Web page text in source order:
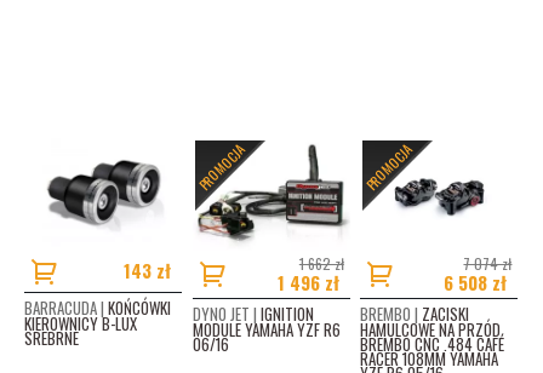
143 zł
BARRACUDA | KOŃCÓWKI
KIEROWNICY B-LUX
SREBRNE
PROMOCJA
1 662 zł
1 496 zł
DYNO JET | IGNITION
MODULE YAMAHA YZF R6
06/16
PROMOCJA
7 074 zł
6 508 zł
BREMBO | ZACISKI
HAMULCOWE NA PRZÓD
BREMBO CNC .484 CAFÉ
RACER 108MM YAMAHA